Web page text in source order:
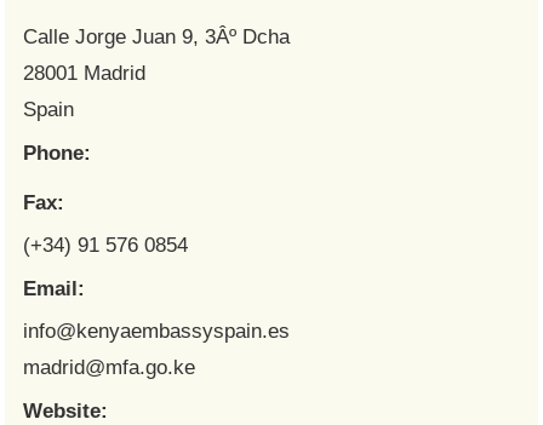
Calle Jorge Juan 9, 3Âº Dcha
28001 Madrid
Spain
Phone:
Fax:
(+34) 91 576 0854
Email:
info@kenyaembassyspain.es
madrid@mfa.go.ke
Website: